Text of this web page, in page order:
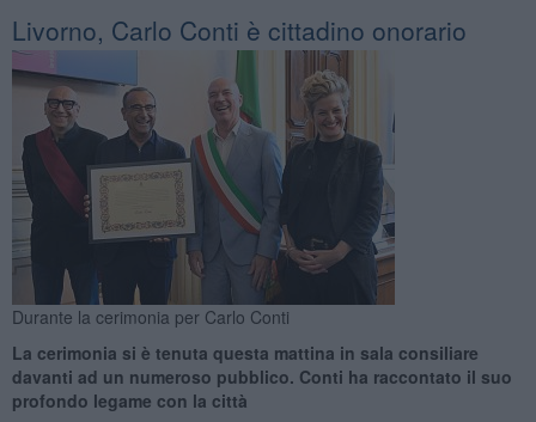
Livorno, Carlo Conti è cittadino onorario
Durante la cerimonia per Carlo Conti
La cerimonia si è tenuta questa mattina in sala consiliare
davanti ad un numeroso pubblico. Conti ha raccontato il suo
profondo legame con la città